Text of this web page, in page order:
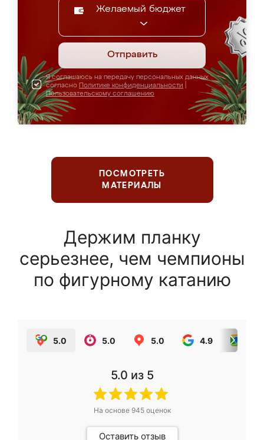
Желаемый бюджет
Отправить
Я соглашаюсь на передачу персональных данных
согласно Политике конфиденциальности
Пользовательскому соглашению
ПОСМОТРЕТЬ
МАТЕРИАЛЫ
Держим планку
серьезнее, чем чемпионы
по фигурному катанию
5.0 5.0 5.0 4.9
5.0 из 5
На основе 945оценок
Оставить отзыв